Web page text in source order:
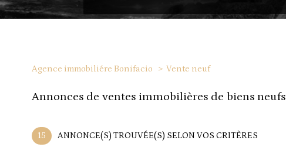
Agence immobiliére Bonifacio Vente neuf
annonces de ventes immobilières de biens neufs
15 ANNONCE(S) TROUVÉE(S) SELON VOS CRITÈRES